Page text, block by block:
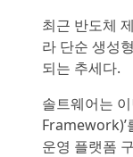
최근 반도체
라 단순 생성
되는 추세다.
솔트웨어는
Framework)’
운영 플랫폼